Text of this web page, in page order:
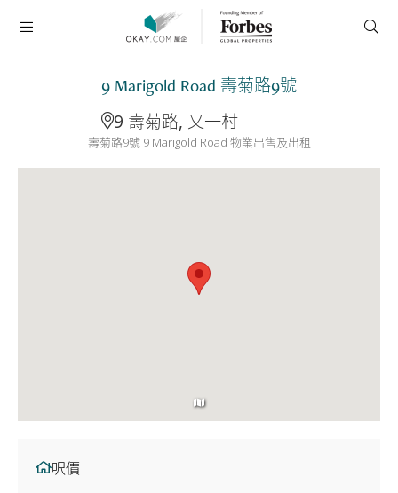
9 Marigold Road 壽菊路9號
9 壽菊路, 又一村
壽菊路9號 9 Marigold Road 物業出售及出租
呎價